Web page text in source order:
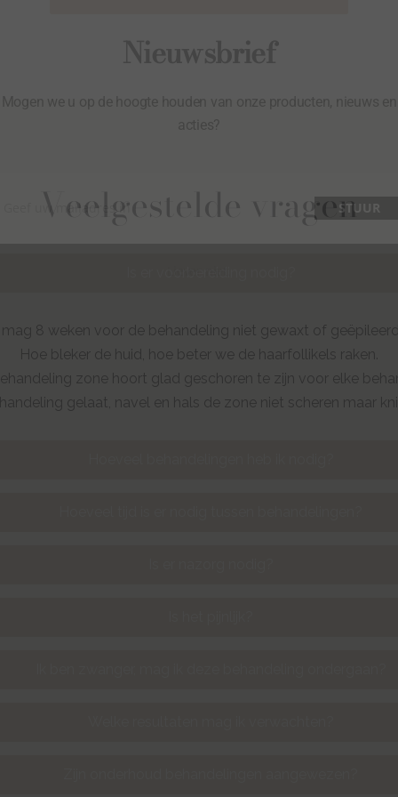
Veelgestelde vragen
8 weken voor de behandeling niet gewaxt of geëpileerd
Hoe bleker de huid, hoe beter we de haarfollikels raken.
zone hoort glad geschoren te zijn voor elke
gelaat, navel en hals de zone niet scheren maar
Mogen we u op de hoogte houden van onze producten, nieuws en
Geef uw mailadres in STUUR